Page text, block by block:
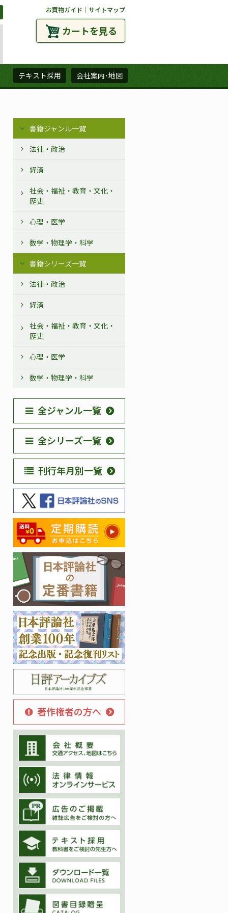
お買物ガイド ｜ サイトマップ
カートを見る
テキスト採用 会社案内･地図
書籍ジャンル一覧
法律・政治
経済
社会・福祉・教育・文化・
歴史
心理・医学
数学・物理学・科学
書籍シリーズ一覧
法律・政治
経済
社会・福祉・教育・文化・
歴史
心理・医学
数学・物理学・科学
全ジャンル一覧
全シリーズ一覧
刊行年月別一覧
著作権者の方へ